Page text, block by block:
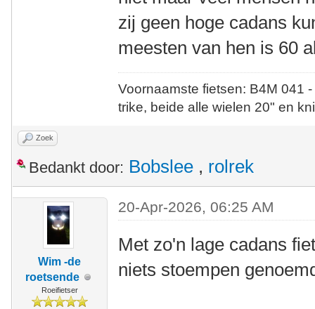
zij geen hoge cadans
meesten van hen is 60
Voornaamste fietsen: B4M
trike, beide alle wielen 20" en
Zoek
Bedankt door: Bobslee , rolrek
Wim -de
roetsende
Roeifietser
20-Apr-2026, 06:25 AM
Met zo'n lage cadans
niets stoempen